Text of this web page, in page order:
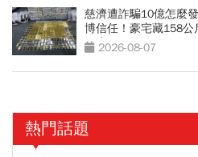
慈濟遭詐騙10億怎麼
博信任！豪宅藏158
回應了
2026-08-07
熱門話題